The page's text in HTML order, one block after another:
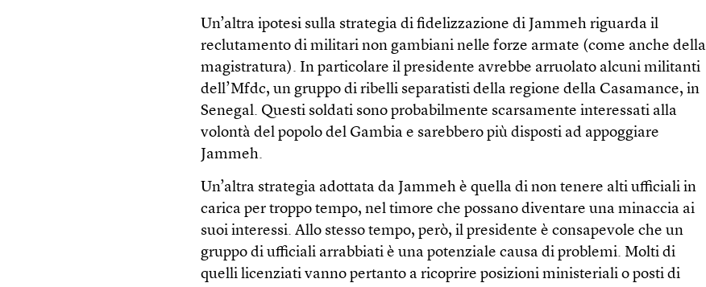
Un’altra ipotesi sulla strategia di fidelizzazione di Jammeh riguarda il
reclutamento di militari non gambiani nelle forze armate (come anche della
magistratura). In particolare il presidente avrebbe arruolato alcuni militanti
dell’Mfdc, un gruppo di ribelli separatisti della regione della Casamance, in
Senegal. Questi soldati sono probabilmente scarsamente interessati alla
volontà del popolo del Gambia e sarebbero più disposti ad appoggiare
Jammeh.
Un’altra strategia adottata da Jammeh è quella di non tenere alti ufficiali in
carica per troppo tempo, nel timore che possano diventare una minaccia ai
suoi interessi. Allo stesso tempo, però, il presidente è consapevole che un
gruppo di ufficiali arrabbiati è una potenziale causa di problemi. Molti di
quelli licenziati vanno pertanto a ricoprire posizioni ministeriali o posti di